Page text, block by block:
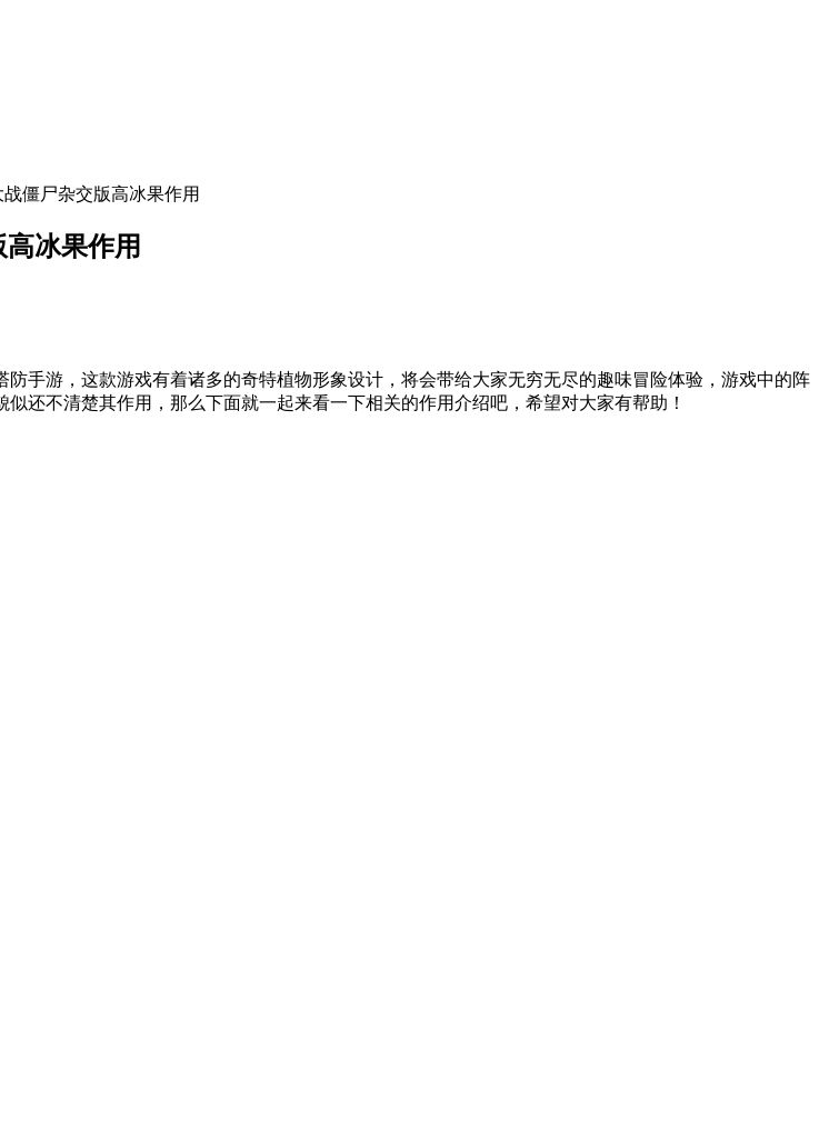
僵尸杂交版高冰果作用
冰果作用
防手游，这款游戏有着诸多的奇特植物形象设计，将会带给大家无穷无尽的趣味冒险体验，游戏中的阵
还不清楚其作用，那么下面就一起来看一下相关的作用介绍吧，希望对大家有帮助！